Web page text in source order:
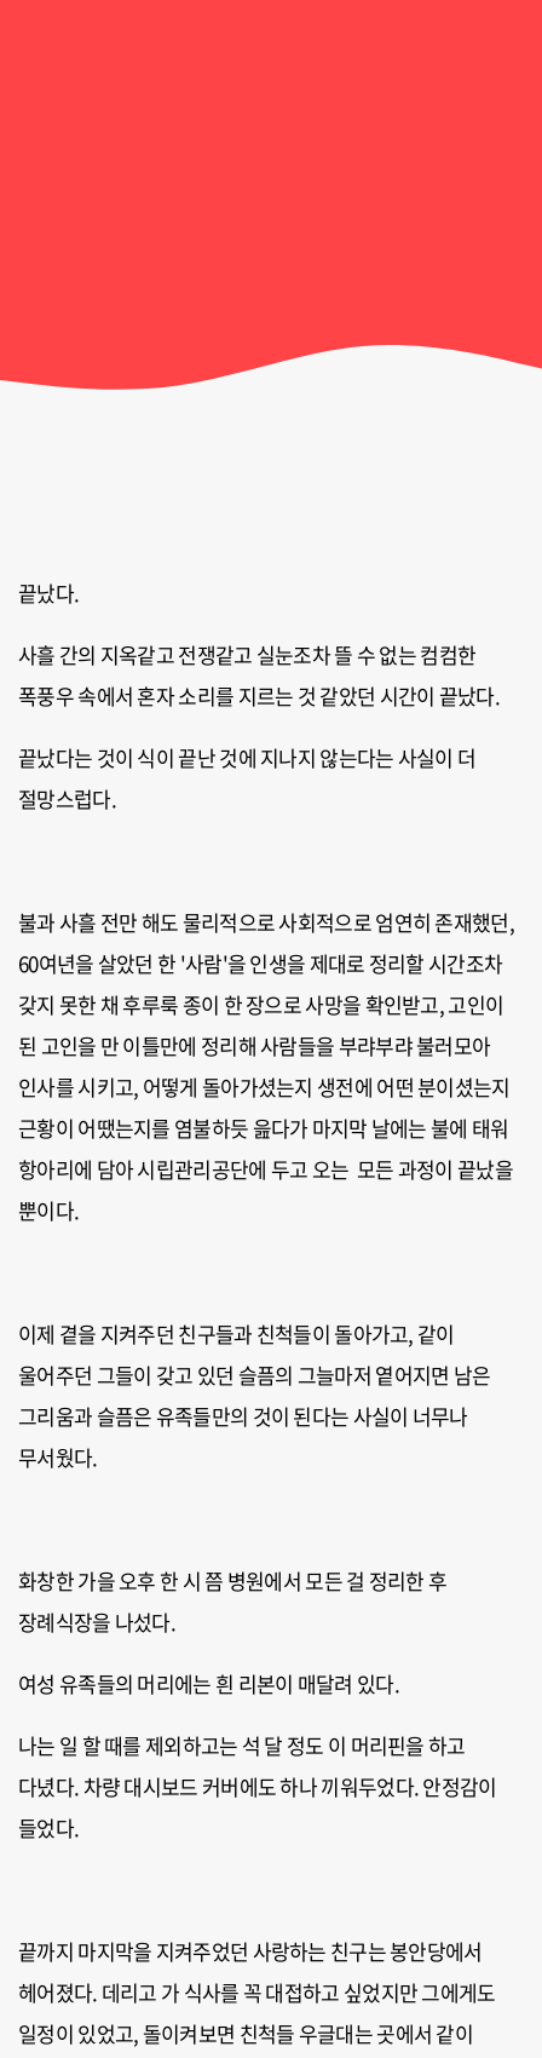
끝났다.
사흘 간의 지옥같고 전쟁같고 실눈조차 뜰 수 없는 컴컴한
폭풍우 속에서 혼자 소리를 지르는 것 같았던 시간이 끝났다.
끝났다는 것이 식이 끝난 것에 지나지 않는다는 사실이 더
절망스럽다.
불과 사흘 전만 해도 물리적으로 사회적으로 엄연히 존재했던,
60여년을 살았던 한 '사람'을 인생을 제대로 정리할 시간조차
갖지 못한 채 후루룩 종이 한 장으로 사망을 확인받고, 고인이
된 고인을 만 이틀만에 정리해 사람들을 부랴부랴 불러모아
인사를 시키고, 어떻게 돌아가셨는지 생전에 어떤 분이셨는지
근황이 어땠는지를 염불하듯 읊다가 마지막 날에는 불에 태워
항아리에 담아 시립관리공단에 두고 오는 모든 과정이 끝났을
뿐이다.
이제 곁을 지켜주던 친구들과 친척들이 돌아가고, 같이
울어주던 그들이 갖고 있던 슬픔의 그늘마저 옅어지면 남은
그리움과 슬픔은 유족들만의 것이 된다는 사실이 너무나
무서웠다.
화창한 가을 오후 한 시 쯤 병원에서 모든 걸 정리한 후
장례식장을 나섰다.
여성 유족들의 머리에는 흰 리본이 매달려 있다.
나는 일 할 때를 제외하고는 석 달 정도 이 머리핀을 하고
다녔다. 차량 대시보드 커버에도 하나 끼워두었다. 안정감이
들었다.
끝까지 마지막을 지켜주었던 사랑하는 친구는 봉안당에서
헤어졌다. 데리고 가 식사를 꼭 대접하고 싶었지만 그에게도
일정이 있었고, 돌이켜보면 친척들 우글대는 곳에서 같이